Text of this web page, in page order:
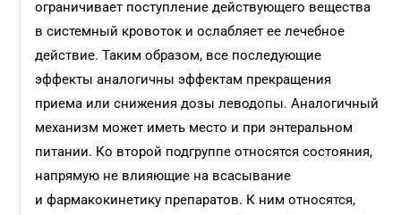
ограничивает поступление действующего вещества
в системный кровоток и ослабляет ее лечебное
действие. Таким образом, все последующие
эффекты аналогичны эффектам прекращения
приема или снижения дозы леводопы. Аналогичный
механизм может иметь место и при энтеральном
питании. Ко второй подгруппе относятся состояния,
напрямую не влияющие на всасывание
и фармакокинетику препаратов. К ним относятся,